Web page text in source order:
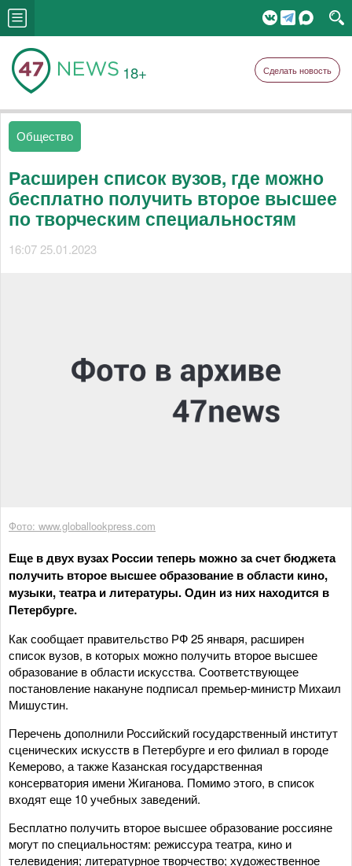
18+ Сделать новость
Общество
Расширен список вузов, где можно
бесплатно получить второе высшее
по творческим специальностям
16:07 25.01.2023
Фото: www.globallookpress.com
Еще в двух вузах России теперь можно за счет бюджета
получить второе высшее образование в области кино,
музыки, театра и литературы. Один из них находится в
Петербурге.
Как сообщает правительство РФ 25 января, расширен
список вузов, в которых можно получить второе высшее
образование в области искусства. Соответствующее
постановление накануне подписал премьер-министр Михаил
Мишустин.
Перечень дополнили Российский государственный институт
сценических искусств в Петербурге и его филиал в городе
Кемерово, а также Казанская государственная
консерватория имени Жиганова. Помимо этого, в список
входят еще 10 учебных заведений.
Бесплатно получить второе высшее образование россияне
могут по специальностям: режиссура театра, кино и
телевидения; литературное творчество; художественное